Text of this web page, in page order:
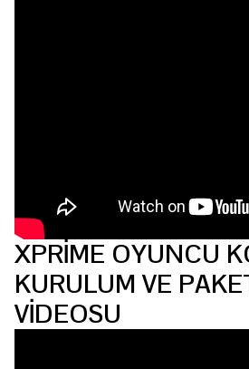
XPRİME OYUNCU
KURULUM VE
VİDEOSU